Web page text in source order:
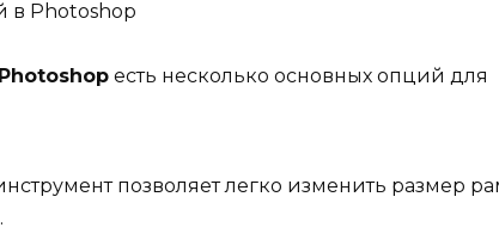
Photoshop есть несколько основных опций для
позволяет легко изменить размер